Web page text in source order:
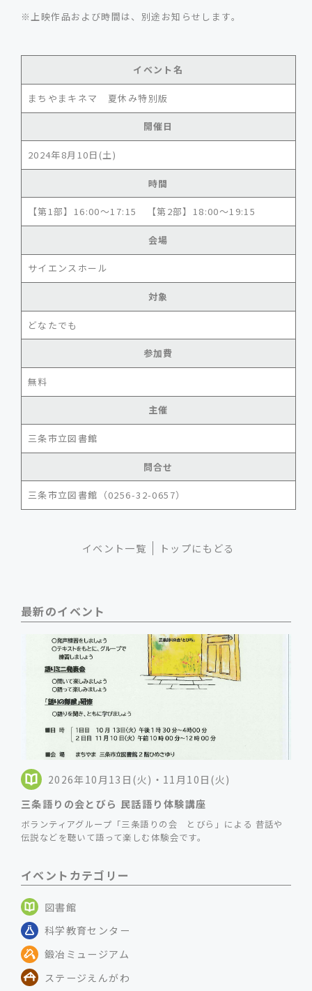
※上映作品および時間は、別途お知らせします。
イベント名
まちやまキネマ 夏休み特別版
開催日
2024年8月10日(土)
時間
【第1部】16:00～17:15 【第2部】18:00～19:15
会場
サイエンスホール
対象
どなたでも
参加費
無料
主催
三条市立図書館
問合せ
三条市立図書館（0256-32-0657）
イベント一覧 トップにもどる
最新のイベント
2026年10月13日(火)・11月10日(火)
三条語りの会とびら 民話語り体験講座
ボランティアグループ「三条語りの会 とびら」による 昔話や
伝説などを聴いて語って楽しむ体験会です。
イベントカテゴリー
図書館
科学教育センター
鍛冶ミュージアム
ステージえんがわ